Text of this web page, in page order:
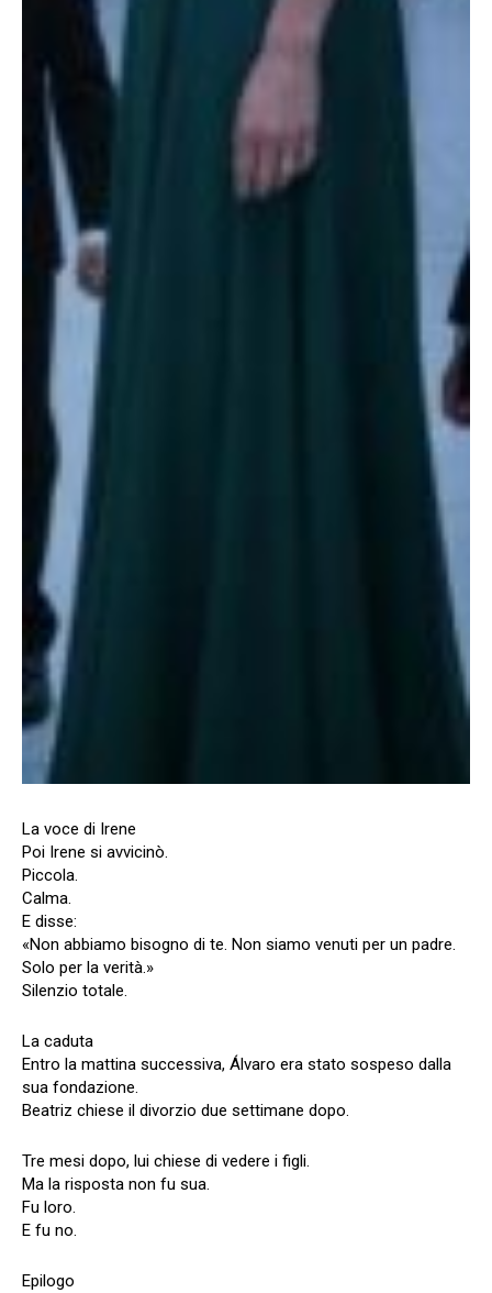
La voce di Irene
Poi Irene si avvicinò.
Piccola.
Calma.
E disse:
«Non abbiamo bisogno di te. Non siamo venuti per un padre.
Solo per la verità.»
Silenzio totale.
La caduta
Entro la mattina successiva, Álvaro era stato sospeso dalla
sua fondazione.
Beatriz chiese il divorzio due settimane dopo.
Tre mesi dopo, lui chiese di vedere i figli.
Ma la risposta non fu sua.
Fu loro.
E fu no.
Epilogo